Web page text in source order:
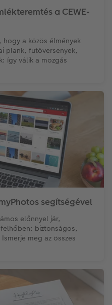
a CEWE-
hogy a közös élmények
plank, futóversenyek,
így válik a mozgás
segítségével
előnnyel jár,
biztonságos,
meg az összes